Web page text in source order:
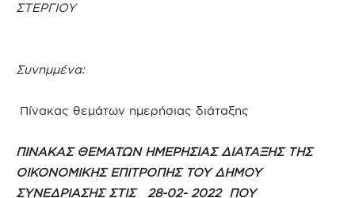
ΣΤΕΡΓΙΟΥ
Συνημμένα:
Πίνακας θεμάτων ημερήσιας διάταξης
ΠΙΝΑΚΑΣ ΘΕΜΑΤΩΝ ΗΜΕΡΗΣΙΑΣ ΔΙΑΤΑΞΗΣ ΤΗΣ
ΟΙΚΟΝΟΜΙΚΗΣ ΕΠΙΤΡΟΠΗΣ ΤΟΥ ΔΗΜΟΥ
ΣΥΝΕΔΡΙΑΣΗΣ ΣΤΙΣ 28-02- 2022 ΠΟΥ